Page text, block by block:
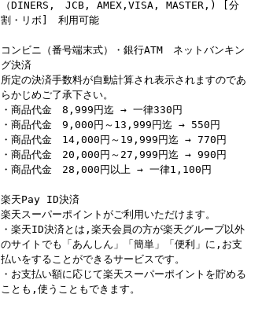
（DINERS, JCB, AMEX,VISA, MASTER,) [分
割・リボ] 利用可能
コンビニ（番号端末式）・銀行ATM ネットバンキン
グ決済
所定の決済手数料が自動計算され表示されますのであ
らかじめご了承下さい。
・商品代金 8,999円迄 → 一律330円
・商品代金 9,000円～13,999円迄 → 550円
・商品代金 14,000円～19,999円迄 → 770円
・商品代金 20,000円～27,999円迄 → 990円
・商品代金 28,000円以上 → 一律1,100円
楽天Pay ID決済
楽天スーパーポイントがご利用いただけます。
・楽天ID決済とは,楽天会員の方が楽天グループ以外
のサイトでも「あんしん」「簡単」「便利」に,お支
払いをすることができるサービスです。
・お支払い額に応じて楽天スーパーポイントを貯める
ことも,使うこともできます。